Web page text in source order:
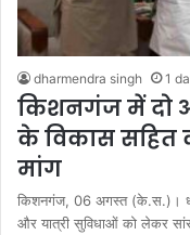
dharmendra singh 1
किशनगंज में दो
के विकास सहित
मांग
किशनगंज, 06 अगस्त (के.स.)।
और यात्री सुविधाओं को लेकर